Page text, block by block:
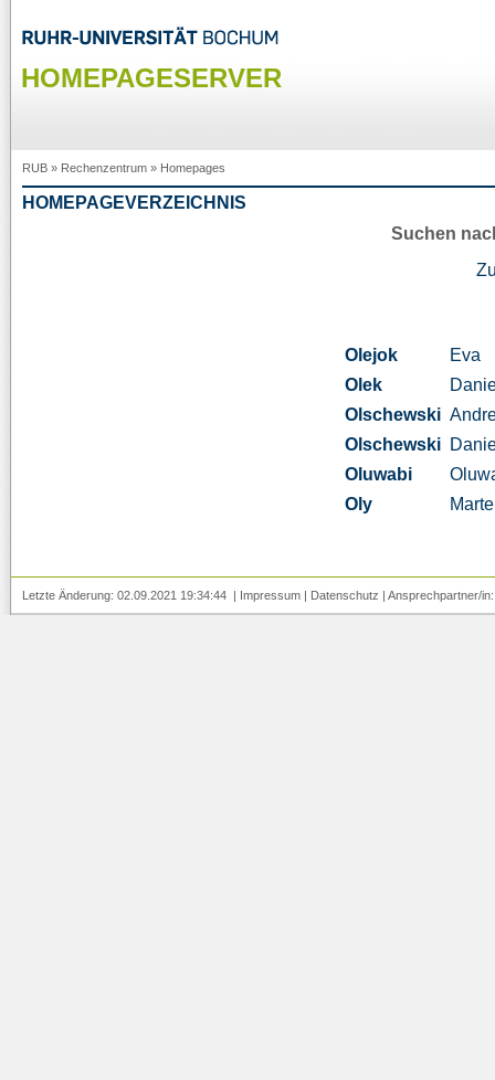
HOMEPAGESERVER
RUB » Rechenzentrum » Homepages
HOMEPAGEVERZEICHNIS
Suchen
Olejok
Eva
Olek
Olschewski
Olschewski
Oluwabi
Oly
Letzte Änderung: 02.09.2021 19:34:44 | Impressum | Datenschutz | Ansprechpartner/